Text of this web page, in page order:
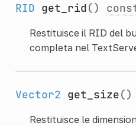
RID get_rid()
Restituisce il RID del
completa nel
Vector2 get_size()
Restituisce le